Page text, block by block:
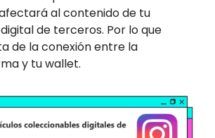
al contenido de tu
de terceros. Por lo que
de la conexión entre la
y tu wallet.